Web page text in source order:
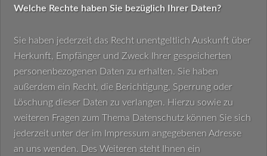
Welche Rechte haben Sie bezüglich Ihrer Daten?
Sie haben jederzeit das Recht unentgeltlich Auskunft über
Herkunft, Empfänger und Zweck Ihrer gespeicherten
personenbezogenen Daten zu erhalten. Sie haben
außerdem ein Recht, die Berichtigung, Sperrung oder
Löschung dieser Daten zu verlangen. Hierzu sowie zu
weiteren Fragen zum Thema Datenschutz können Sie sich
jederzeit unter der im Impressum angegebenen Adresse
an uns wenden. Des Weiteren steht Ihnen ein